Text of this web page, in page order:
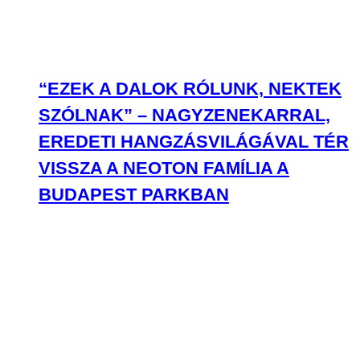
“EZEK A DALOK RÓLUNK, NEKTEK
SZÓLNAK” – NAGYZENEKARRAL,
EREDETI HANGZÁSVILÁGÁVAL TÉR
VISSZA A NEOTON FAMÍLIA A
BUDAPEST PARKBAN